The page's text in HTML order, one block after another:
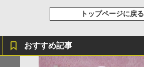
トップページに戻る
おすすめ記事